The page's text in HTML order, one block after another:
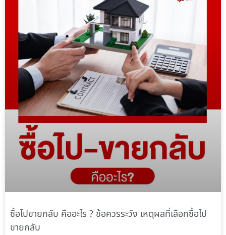
ซื้อไปขายกลับ คืออะไร ? ข้อควรระวัง เหตุผลที่เลือกซื้อไป
ขายกลับ